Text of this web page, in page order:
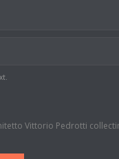
Vittorio Pedrotti